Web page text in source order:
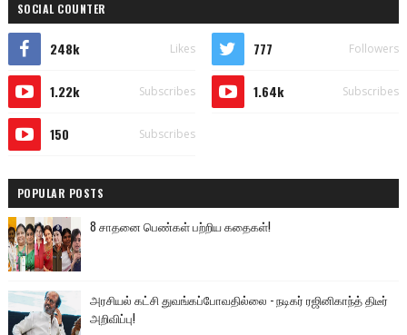
SOCIAL COUNTER
248k Likes 777 Followers
1.22k Subscribes 1.64k Subscribes
150 Subscribes
POPULAR POSTS
8 சாதனை பெண்கள் பற்றிய கதைகள்!
அரசியல் கட்சி துவங்கப்போவதில்லை - நடிகர் ரஜினிகாந்த் திடீர்
அறிவிப்பு!